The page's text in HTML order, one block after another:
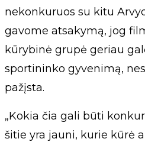
nekonkuruos su kitu
gavome atsakymą, jog
kūrybinė grupė geriau
sportininko gyvenimą,
pažįsta.
„Kokia čia gali būti
šitie yra jauni, kurie kūrė